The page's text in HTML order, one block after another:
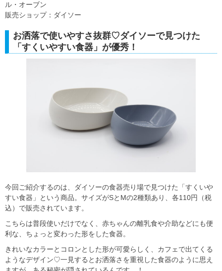
ル・オーブン
販売ショップ：ダイソー
お洒落で使いやすさ抜群♡ダイソーで見つけた
「すくいやすい食器」が優秀！
今回ご紹介するのは、ダイソーの食器売り場で見つけた「すくいや
すい食器」という商品。サイズがSとMの2種類あり、各110円（税
込）で販売されています。
こちらは普段使いだけでなく、赤ちゃんの離乳食や介助などにも便
利な、ちょっと変わった形をした食器。
きれいなカラーとコロンとした形が可愛らしく、カフェで出てくる
ようなデザイン♡一見するとお洒落さを重視した食器のように思え